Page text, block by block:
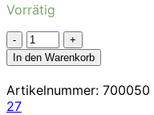
Vorrätig
LEGO
Minifiguren
Jetpack
Racer
In den Warenkorb
Artikelnummer: 700050
27